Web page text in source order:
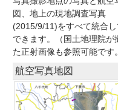
図、地上の現地調査写真
(2015/9/11)をすべて統合
できます。（国土地理院が
た正射画像も参照可能です
航空写真地図